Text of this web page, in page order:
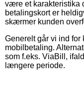
være et karakteristika
betalingskort er
skærmer kunden
Generelt går vi ind
mobilbetaling.
som f.eks. ViaBill,
længere periode.